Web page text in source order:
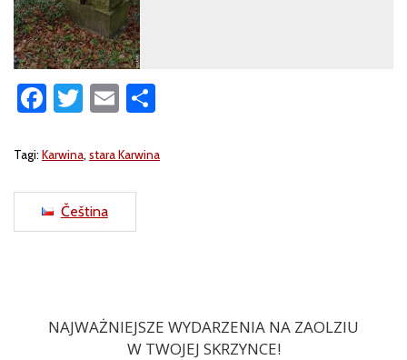
Facebook
Twitter
Email
Tagi: Karwina, stara Karwina
Čeština
NAJWAŻNIEJSZE WYDARZENIA NA ZAOLZIU
W TWOJEJ SKRZYNCE!